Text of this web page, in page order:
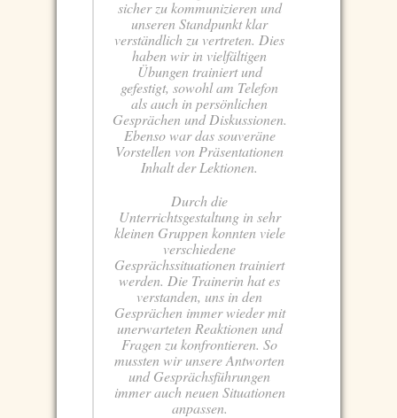
sicher zu kommunizieren und
unseren Standpunkt klar
verständlich zu vertreten. Dies
haben wir in vielfältigen
Übungen trainiert und
gefestigt, sowohl am Telefon
als auch in persönlichen
Gesprächen und Diskussionen.
Ebenso war das souveräne
Vorstellen von Präsentationen
Inhalt der Lektionen.
Durch die
Unterrichtsgestaltung in sehr
kleinen Gruppen konnten viele
verschiedene
Gesprächssituationen trainiert
werden. Die Trainerin hat es
verstanden, uns in den
Gesprächen immer wieder mit
unerwarteten Reaktionen und
Fragen zu konfrontieren. So
mussten wir unsere Antworten
und Gesprächsführungen
immer auch neuen Situationen
anpassen.